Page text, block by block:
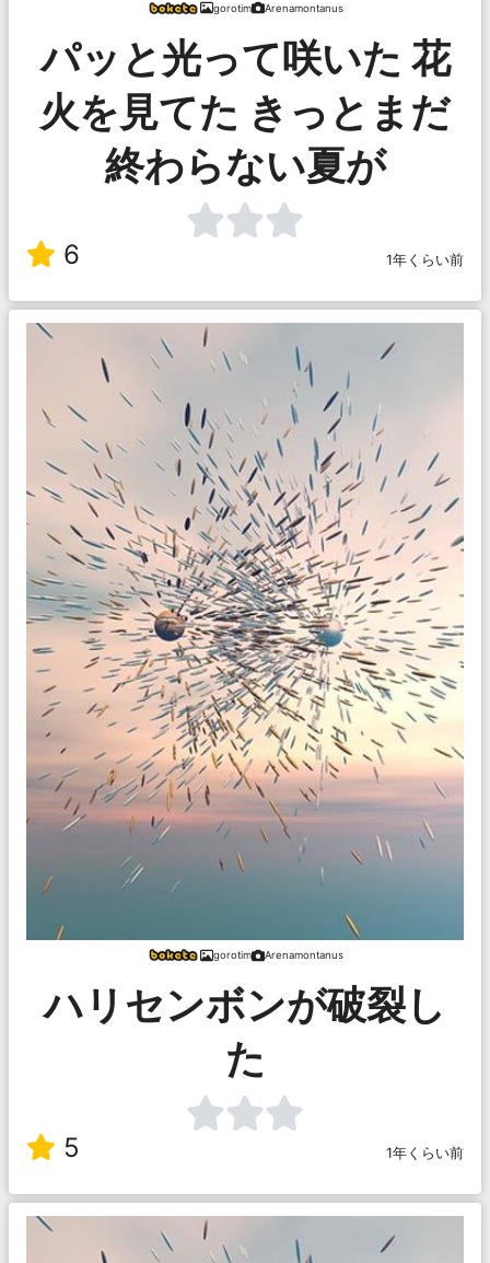
gorotim Arenamontanus
パッと光って咲いた 花
火を見てた きっとまだ
終わらない夏が
6 1年くらい前
gorotim Arenamontanus
ハリセンボンが破裂し
た
5 1年くらい前